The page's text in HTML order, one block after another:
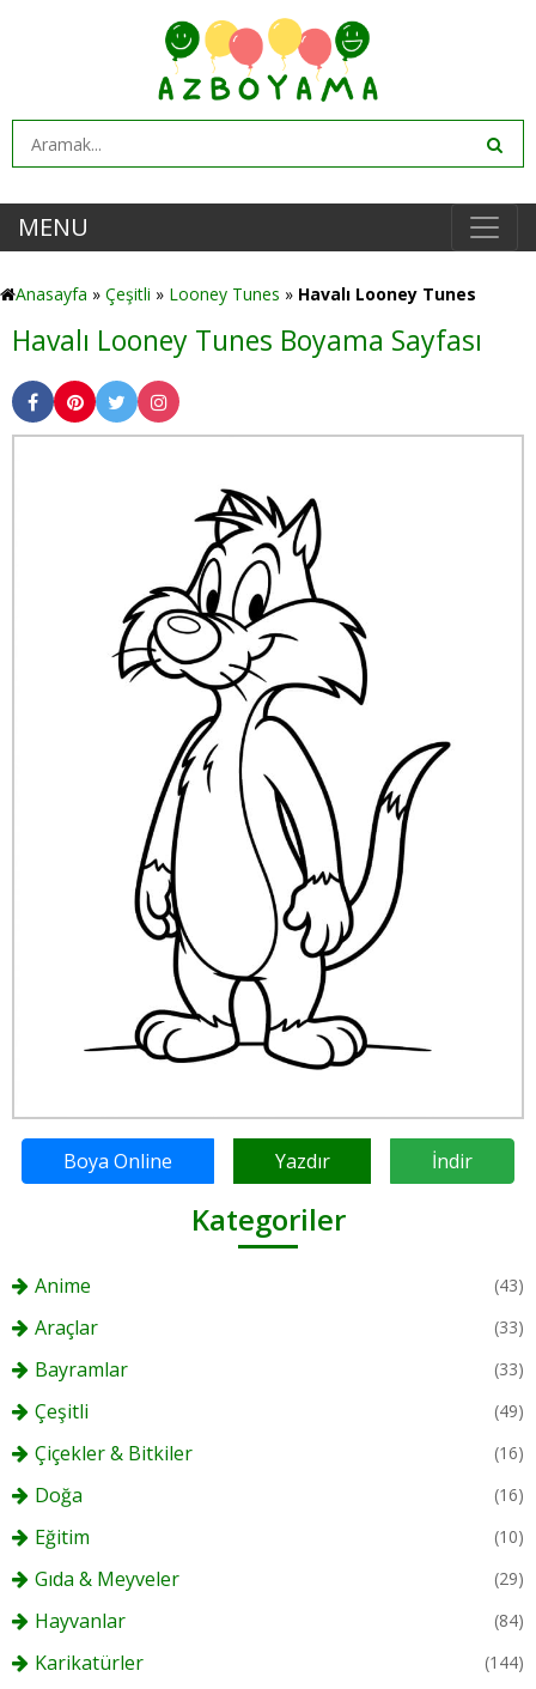
MENU
Anasayfa » Çeşitli » Looney Tunes » Havalı Looney Tunes
Havalı Looney Tunes Boyama Sayfası
Boya Online Yazdır İndir
Kategoriler
Anime (43)
Araçlar (33)
Bayramlar (33)
Çeşitli (49)
Çiçekler & Bitkiler (16)
Doğa (16)
Eğitim (10)
Gıda & Meyveler (29)
Hayvanlar (84)
Karikatürler (144)